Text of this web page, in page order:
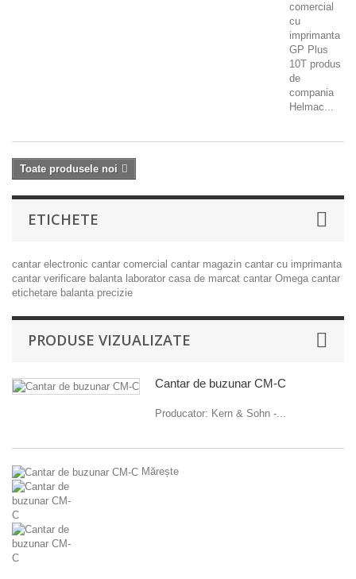
comercial
cu
imprimanta
GP Plus
10T produs
de
compania
Helmac...
Toate produsele noi
ETICHETE
cantar electronic cantar comercial cantar magazin cantar cu imprimanta
cantar verificare balanta laborator casa de marcat cantar Omega cantar
etichetare balanta precizie
PRODUSE VIZUALIZATE
Cantar de buzunar CM-C
Producator: Kern & Sohn -...
Mărește